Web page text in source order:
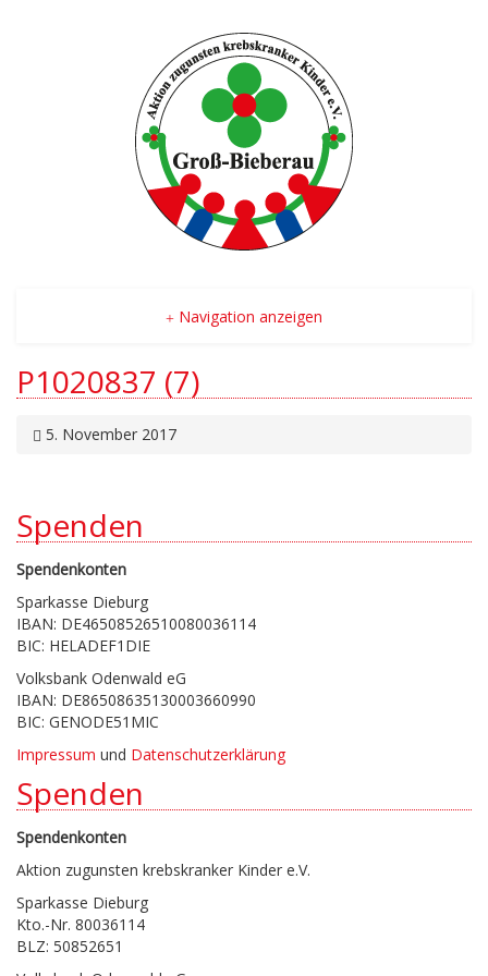
Navigation anzeigen
P1020837 (7)
5. November 2017
Spenden
Spendenkonten
Sparkasse Dieburg
IBAN: DE46508526510080036114
BIC: HELADEF1DIE
Volksbank Odenwald eG
IBAN: DE86508635130003660990
BIC: GENODE51MIC
Impressum und Datenschutzerklärung
Spenden
Spendenkonten
Aktion zugunsten krebskranker Kinder e.V.
Sparkasse Dieburg
Kto.-Nr. 80036114
BLZ: 50852651